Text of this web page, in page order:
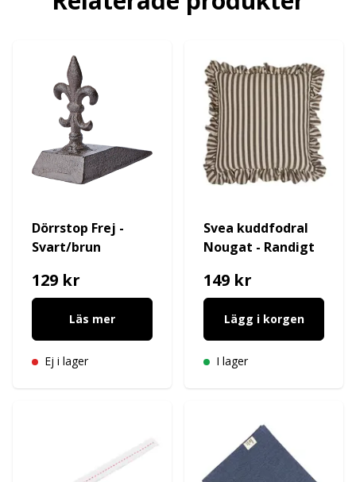
Dörrstop Frej -
Svart/brun
129 kr
Läs mer
Ej i lager
Svea kuddfodral
Nougat - Randigt
149 kr
Lägg i korgen
I lager